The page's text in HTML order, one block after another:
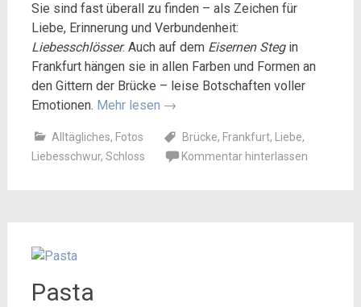
Sie sind fast überall zu finden – als Zeichen für
Liebe, Erinnerung und Verbundenheit:
Liebesschlösser. Auch auf dem Eisernen Stegin
Frankfurt hängen sie in allen Farben und Formen an
den Gittern der Brücke – leise Botschaften voller
Emotionen. Mehr lesen →
Alltägliches, Fotos Brücke, Frankfurt, Liebe,
Liebesschwur, Schloss Kommentar hinterlassen
Pasta